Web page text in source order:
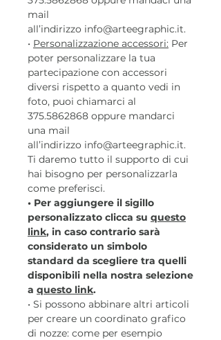
mail
all’indirizzo info@arteegraphic.it.
• Personalizzazione accessori: Per
poter personalizzare la tua
partecipazione con accessori
diversi rispetto a quanto vedi in
foto, puoi chiamarci al
375.5862868 oppure mandarci
una mail
all’indirizzo info@arteegraphic.it.
Ti daremo tutto il supporto di cui
hai bisogno per personalizzarla
come preferisci.
• Per aggiungere il sigillo
personalizzato clicca su questo
link, in caso contrario sarà
considerato un simbolo
standard da scegliere tra quelli
disponibili nella nostra selezione
a questo link.
• Si possono abbinare altri articoli
per creare un coordinato grafico
di nozze: come per esempio